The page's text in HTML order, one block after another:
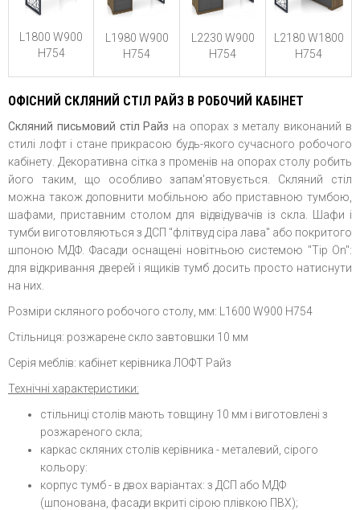
L1800 W900
H754
L1980 W900
H754
L2230 W900
H754
L2180 W1800
H754
ОФІСНИЙ СКЛЯНИЙ СТІЛ РАЙЗ В РОБОЧИЙ КАБІНЕТ
Скляний письмовий стіл Райз на опорах з металу виконаний в
стилі лофт і стане прикрасою будь-якого сучасного робочого
кабінету. Декоративна сітка з променів на опорах столу робить
його таким, що особливо запам'ятовується. Скляний стіл
можна також доповнити мобільною або приставною тумбою,
шафами, приставним столом для відвідувачів із скла. Шафи і
тумби виготовляються з ДСП "флітвуд сіра лава" або покритого
шпоною МДФ. Фасади оснащені новітньою системою "Tip On":
для відкривання дверей і ящиків тумб досить просто натиснути
на них.
Розміри скляного робочого столу, мм: L1600 W900 H754
Стільниця: розжарене скло завтовшки 10 мм
Серія меблів: кабінет керівника ЛОФТ Райз
Технічні характеристики:
стільниці столів мають товщину 10 мм і виготовлені з
розжареного скла;
каркас скляних столів керівника - металевий, сірого
кольору:
корпус тумб - в двох варіантах: з ДСП або МДФ
(шпонована, фасади вкриті сірою плівкою ПВХ);